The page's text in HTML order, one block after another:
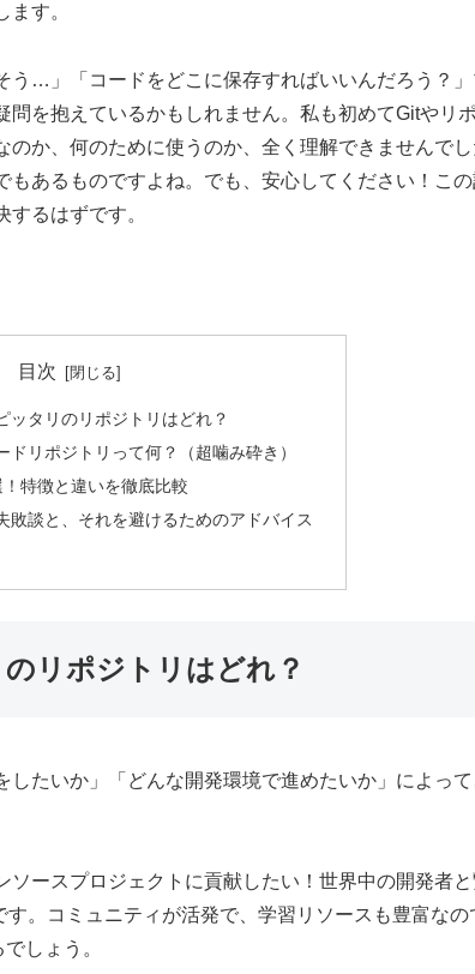
す。
う…」「コードをどこに保存すればいいんだろう？
を抱えているかもしれません。私も初めてGitやリ
か、何のために使うのか、全く理解できませんで
あるものですよね。でも、安心してください！こ
るはずです。
目次
ッタリのリポジトリはどれ？
ドリポジトリって何？（超噛み砕き）
特徴と違いを徹底比較
敗談と、それを避けるためのアドバイス
リポジトリはどれ？
たいか」「どんな開発環境で進めたいか」によっ
ソースプロジェクトに貢献したい！世界中の開発者と
。コミュニティが活発で、学習リソースも豊富なの
しょう。